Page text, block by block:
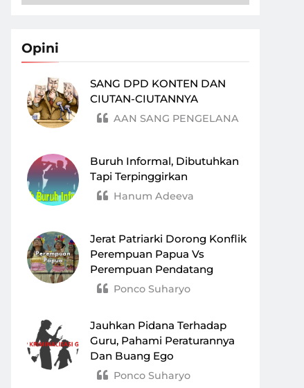
Opini
SANG DPD KONTEN DAN
CIUTAN-CIUTANNYA
AAN SANG PENGELANA
Buruh Informal, Dibutuhkan
Tapi Terpinggirkan
Hanum Adeeva
Jerat Patriarki Dorong Konflik
Perempuan Papua Vs
Perempuan Pendatang
Ponco Suharyo
Jauhkan Pidana Terhadap
Guru, Pahami Peraturannya
Dan Buang Ego
Ponco Suharyo